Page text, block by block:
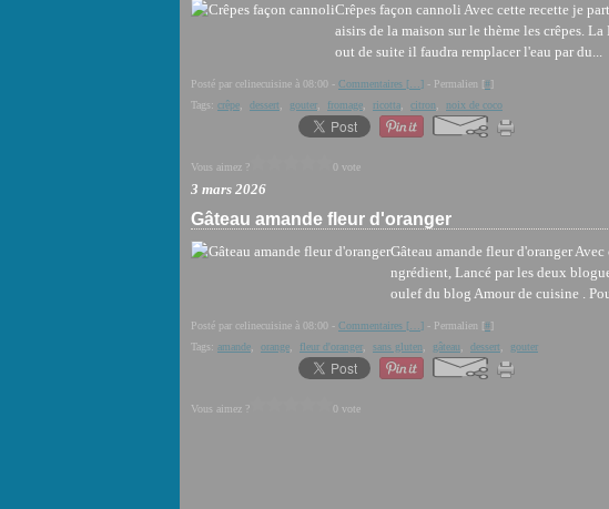
Crêpes façon cannoli Avec cette recette je
aisirs de la maison sur le thème les crêpes.
out de suite il faudra remplacer l'eau par du...
Posté par celinecuisine à 08:00 - Commentaires [ ] - Permalien [#]
Tags: crêpe dessert gouter fromage ricotta citron noix de coco
Vous aimez ? 0 vote
3 mars 2026
Gâteau amande fleur d'oranger
Gâteau amande fleur d'oranger
ngrédient, Lancé par les deux
oulef du blog Amour de cuisine .
Posté par celinecuisine à 08:00 - Commentaires [ ] - Permalien [#]
Tags: amande orange fleur d'oranger sans gluten gâteau dessert gouter
Vous aimez ? 0 vote